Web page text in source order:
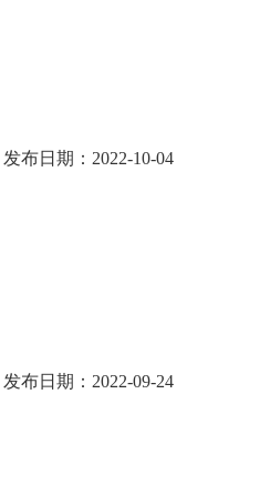
发布日期：2022-10-04
发布日期：2022-09-24